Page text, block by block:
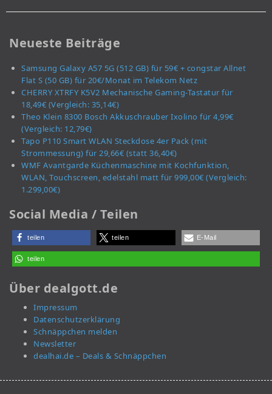
Neueste Beiträge
Samsung Galaxy A57 5G (512 GB) für 59€ + congstar Allnet
Flat S (50 GB) für 20€/Monat im Telekom Netz
CHERRY XTRFY K5V2 Mechanische Gaming-Tastatur für
18,49€ (Vergleich: 35,14€)
Theo Klein 8300 Bosch Akkuschrauber Ixolino für 4,99€
(Vergleich: 12,79€)
Tapo P110 Smart WLAN Steckdose 4er Pack (mit
Strommessung) für 29,66€ (statt 36,40€)
WMF Avantgarde Küchenmaschine mit Kochfunktion,
WLAN, Touchscreen, edelstahl matt für 999,00€ (Vergleich:
1.299,00€)
Social Media / Teilen
teilen teilen E-Mail
teilen
Über dealgott.de
Impressum
Datenschutzerklärung
Schnäppchen melden
Newsletter
dealhai.de – Deals & Schnäppchen